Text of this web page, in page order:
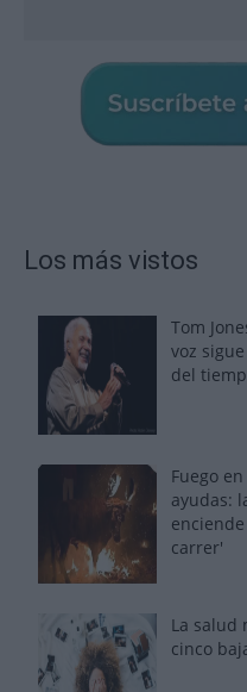
Los más vistos
Tom
voz
del
Fuego
ayudas:
carrer'
La salud
cinco